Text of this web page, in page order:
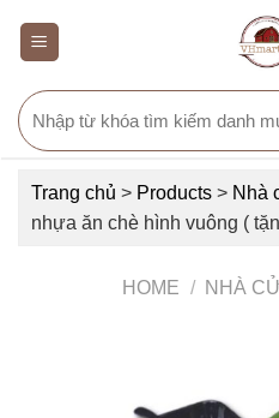
Search
for:
Trang chủ > Products > Nhà
nhựa ăn chè hình vuông (
HOME / NHÀ